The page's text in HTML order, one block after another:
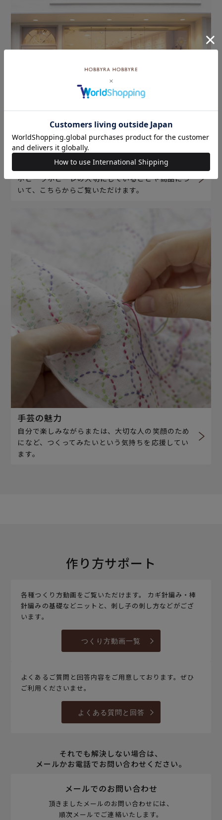
ホビーラホビーレについて
ホビーラホビーレの大切にしていることや商品につ
いて、こちらからご覧いただけます。
手芸の魅力
自分で楽しみながらまたは、大切な人の笑顔のため
になど、つくってみたいという気持ちを応援してい
ます。
作り方サポート
各種つくり方動画をご覧いただけます。 カギ針編み・棒
針編みの基礎などニットと、刺し子の刺し方などがござ
います。
つくり方動画一覧
よくあるご質問と回答内容をご用意しております。ぜひ
ご利用くださいませ。
よくある質問と回答
それでも解決しない場合は、
メールかお電話でお問い合わせください。
メールでのお問い合わせ
頂きましたメールのお問い合わせには、
順次メールでご連絡いたします。